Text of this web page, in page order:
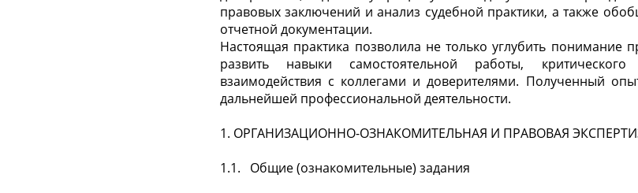
правовых заключений и анализ судебной практики, а также
отчетной документации.
Настоящая практика позволила не только углубить
развить навыки самостоятельной работы,
взаимодействия с коллегами и доверителями. Полученный
дальнейшей профессиональной деятельности.
1. ОРГАНИЗАЦИОННО-ОЗНАКОМИТЕЛЬНАЯ И ПРАВОВАЯ
1.1.
Общие (ознакомительные) задания